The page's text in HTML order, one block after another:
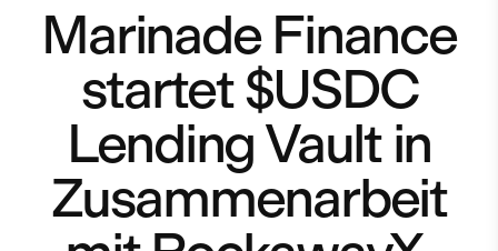
Marinade Finance
startet $USDC
Lending Vault in
Zusammenarbeit